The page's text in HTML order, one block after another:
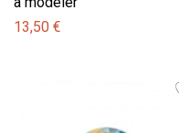
13,50 €